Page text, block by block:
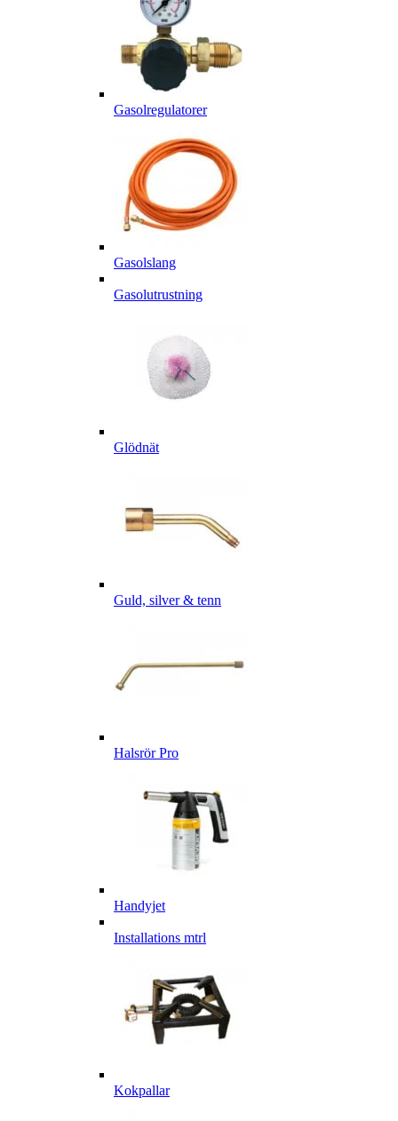
Gasolregulatorer
Gasolslang
Gasolutrustning
Glödnät
Guld, silver & tenn
Halsrör Pro
Handyjet
Installations mtrl
Kokpallar